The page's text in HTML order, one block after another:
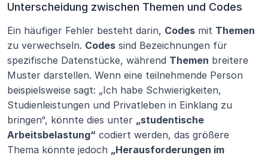
Unterscheidung zwischen Themen und Codes
Ein häufiger Fehler besteht darin, Codes mit Themen
zu verwechseln. Codes sind Bezeichnungen für
spezifische Datenstücke, während Themen breitere
Muster darstellen. Wenn eine teilnehmende Person
beispielsweise sagt: „Ich habe Schwierigkeiten,
Studienleistungen und Privatleben in Einklang zu
bringen“, könnte dies unter „studentische
Arbeitsbelastung“ codiert werden, das größere
Thema könnte jedoch „Herausforderungen im